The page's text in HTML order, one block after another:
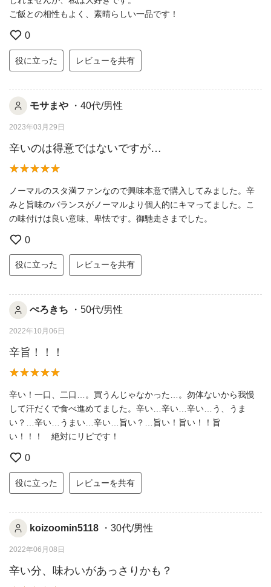
ご飯との相性もよく、素晴らしい一品です！
0
役に立った レビューを共有
モサまや ・40代/男性
2023年03月29日
辛いのは得意ではないですが…
ノーマルのスタ満ファンなので興味本意で購入してみました。辛
みと旨味のバランスがノーマルより個人的にキマってました。こ
の味付けは良い意味、卑怯です。御馳走さまでした。
0
役に立った レビューを共有
ぺろきち ・50代/男性
2022年10月06日
辛旨！！！
辛い！一口、二口…。買うんじゃなかった…。勿体ないから我慢
して汗だくで食べ進めてました。辛い…辛い…辛い…う、うま
い？…辛い…うまい…辛い…旨い？…旨い！旨い！！旨
い！！！ 絶対にリピです！
0
役に立った レビューを共有
koizoomin5118 ・30代/男性
2022年06月08日
辛い分、味わいがあっさりかも？